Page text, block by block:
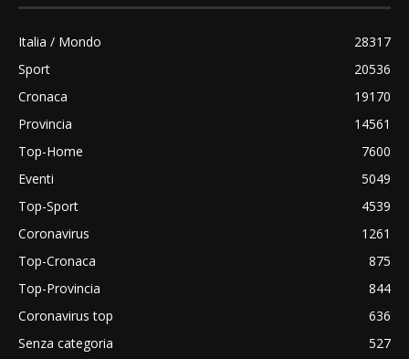
Italia / Mondo
28317
Sport
20536
Cronaca
19170
Provincia
14561
Top-Home
7600
Eventi
5049
Top-Sport
4539
Coronavirus
1261
Top-Cronaca
875
Top-Provincia
844
Coronavirus top
636
Senza categoria
527